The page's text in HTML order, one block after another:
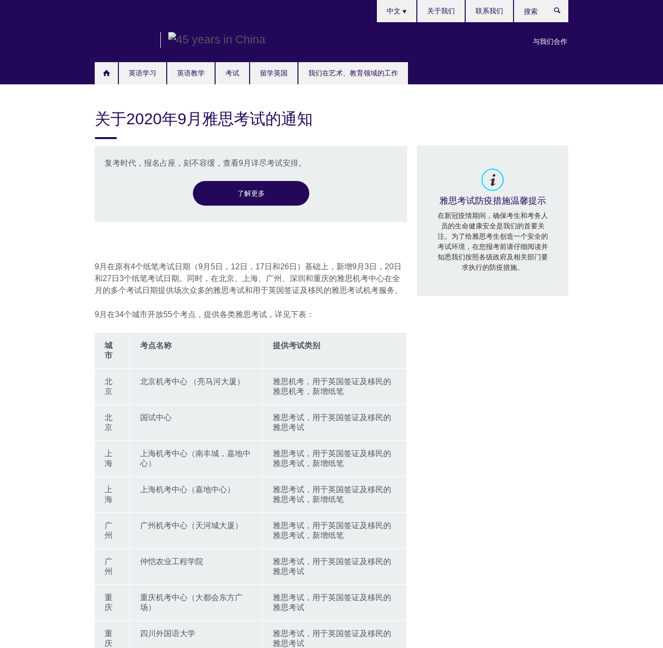
英语学习 英语教学 考试 留学英国 我们在艺术、教育领域的工作
your
中文
与我们合作
关于我们 联系我们
索
关于2020年9月雅思考试的通知
复考时代，报名占座，刻不容缓，查看9月详尽考试安排。
了解更多
9月在原有4个纸笔考试日期（9月5日，12日，17日和26日）基础上，新增9月3日，20日
和27日3个纸笔考试日期。同时，在北京、上海、广州、深圳和重庆的雅思机考中心在全
月的多个考试日期提供场次众多的雅思考试和用于英国签证及移民的雅思考试机考服务。
9月在34个城市开放55个考点，提供各类雅思考试，详见下表：
城
市
考点名称 提供考试类别
北
京
北京机考中心 （亮马河大厦）
雅思机考，用于英国签证及移民的
雅思机考，新增纸笔
北
京
国试中心
雅思考试，用于英国签证及移民的
雅思考试
上
海
上海机考中心（南丰城，嘉地中
心）
雅思考试，用于英国签证及移民的
雅思考试，新增纸笔
上
海
上海机考中心（嘉地中心）
雅思考试，用于英国签证及移民的
雅思考试，新增纸笔
广
州
广州机考中心（天河城大厦）
雅思考试，用于英国签证及移民的
雅思考试，新增纸笔
广
州
仲恺农业工程学院
雅思考试，用于英国签证及移民的
雅思考试
重
庆
重庆机考中心（大都会东方广
场）
雅思考试，用于英国签证及移民的
雅思考试
重
庆
四川外国语大学
雅思考试，用于英国签证及移民的
雅思考试
雅思考试防疫措施温馨提示
在新冠疫情期间，确保考生和考务人
员的生命健康安全是我们的首要关
注。为了给雅思考生创造一个安全的
考试环境，在您报考前请仔细阅读并
知悉我们按照各级政府及相关部门要
求执行的防疫措施。